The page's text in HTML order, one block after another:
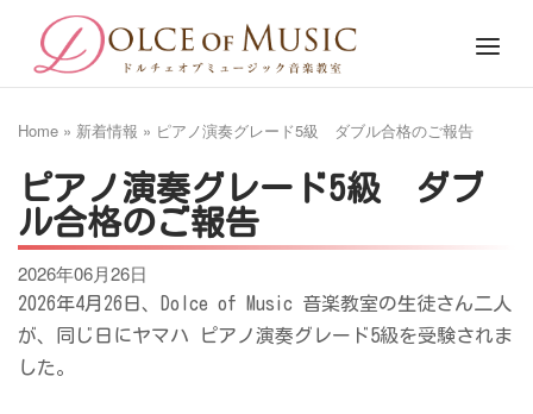
content
Home
Menu
Home » 新着情報 » ピアノ演奏グレード5級 ダブル合格のご報告
ピアノ演奏グレード5級 ダブ
ル合格のご報告
2026年06月26日
2026年4月26日、Dolce of Music 音楽教室の生徒さん二人
が、同じ日にヤマハ ピアノ演奏グレード5級を受験されま
した。